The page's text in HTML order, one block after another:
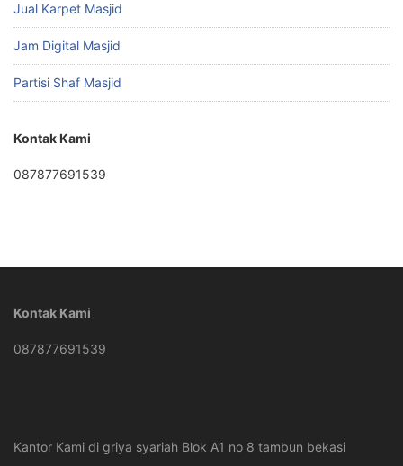
Jual Karpet Masjid
Jam Digital Masjid
Partisi Shaf Masjid
Kontak Kami
087877691539
Kontak Kami
087877691539
Kantor Kami di griya syariah Blok A1 no 8 tambun bekasi